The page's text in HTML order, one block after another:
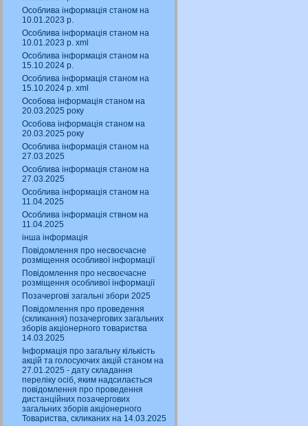
Особлива інформація станом на
10.01.2023 р.
Особлива інформація станом на
10.01.2023 р. xml
Особлива інформація станом на
15.10.2024 р.
Особлива інформація станом на
15.10.2024 р. xml
Особова інформація станом на
20.03.2025 року
Особова інформація станом на
20.03.2025 року
Особлива інформація станом на
27.03.2025
Особлива інформація станом на
27.03.2025
Особлива інформація станом на
11.04.2025
Особлива інформація ствном на
11.04.2025
інша інформація
Повідомлення про несвоєчасне
розміщення особливої інформації
Повідомлення про несвоєчасне
розміщення особливої інформації
Позачергові загальні збори 2025
Повідомлення про проведення
(скликання) позачергових загальних
зборів акціонерного товариства
14.03.2025
Інформація про загальну кількість
акцій та голосуючих акцій станом на
27.01.2025 - дату складання
переліку осіб, яким надсилається
повідомлення про проведення
дистанційних позачергових
загальних зборів акціонерного
Товариства, скликаних на 14.03.2025